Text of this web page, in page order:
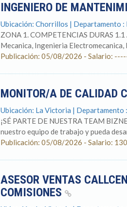
INGENIERO DE
Ubicación: Chorrillos | Departamento :
ZONA 1. COMPETENCIAS DURAS
Mecanica, Ingenieria
Publicación: 05/08/2026 - Salario:
MONITOR/A DE CALIDAD
Ubicación: La Victoria | Departamento
¡SÉ PARTE DE NUESTRA TEAM
nuestro equipo de trabajo y pueda
Publicación: 05/08/2026 - Salario:
ASESOR VENTAS
COMISIONES